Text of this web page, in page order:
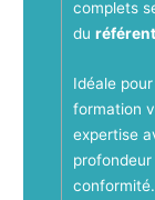
complets
du
Idéale
formation
expertise